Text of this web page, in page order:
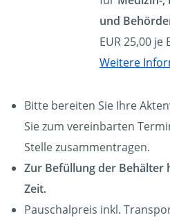
und
EUR 25,00 je
Weitere
Bitte bereiten Sie Ihre
Sie zum vereinbarten
Stelle zusammentragen.
Zur Befüllung der Behälter
Zeit.
Pauschalpreis inkl.